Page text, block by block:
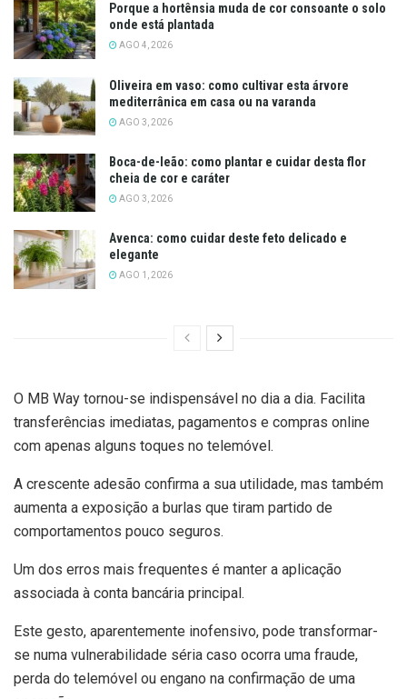
Porque a hortênsia muda de cor consoante o solo
onde está plantada
AGO 4, 2026
Oliveira em vaso: como cultivar esta árvore
mediterrânica em casa ou na varanda
AGO 3, 2026
Boca-de-leão: como plantar e cuidar desta flor
cheia de cor e caráter
AGO 3, 2026
Avenca: como cuidar deste feto delicado e
elegante
AGO 1, 2026
O MB Way tornou-se indispensável no dia a dia. Facilita
transferências imediatas, pagamentos e compras online
com apenas alguns toques no telemóvel.
A crescente adesão confirma a sua utilidade, mas também
aumenta a exposição a burlas que tiram partido de
comportamentos pouco seguros.
Um dos erros mais frequentes é manter a aplicação
associada à conta bancária principal.
Este gesto, aparentemente inofensivo, pode transformar-
se numa vulnerabilidade séria caso ocorra uma fraude,
perda do telemóvel ou engano na confirmação de uma